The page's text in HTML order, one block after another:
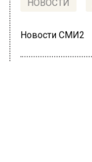
НОВОСТИ
Новости СМИ2